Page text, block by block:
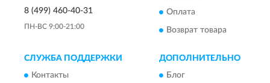
8 (499) 460-40-31
ПН-ВС 9:00-21:00
Оплата
Возврат товара
СЛУЖБА ПОДДЕРЖКИ
Контакты
ДОПОЛНИТЕЛЬНО
Блог